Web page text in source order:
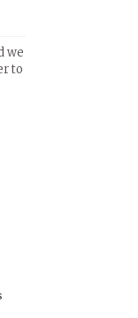
we
to